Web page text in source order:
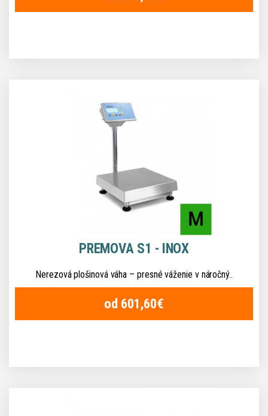
PREMOVA S1 - INOX
Nerezová plošinová váha – presné váženie v náročný..
od 601,60€